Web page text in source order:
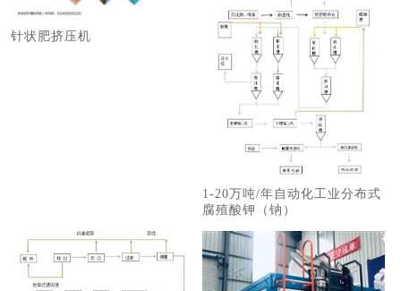
针状肥挤压机
1-20万吨/年自动化工业分布式
腐殖酸钾（钠）